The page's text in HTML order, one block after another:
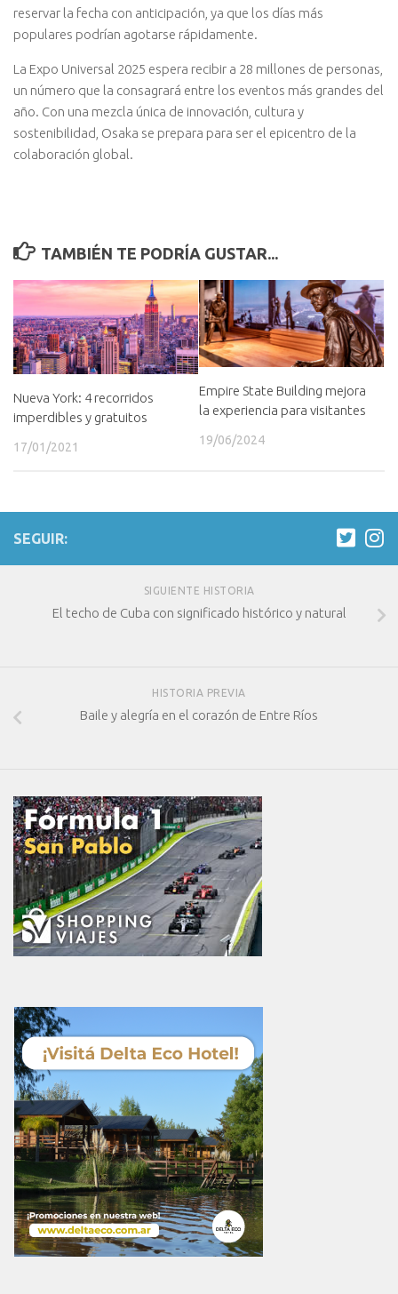
reservar la fecha con anticipación, ya que los días más
populares podrían agotarse rápidamente.
La Expo Universal 2025 espera recibir a 28 millones de personas,
un número que la consagrará entre los eventos más grandes del
año. Con una mezcla única de innovación, cultura y
sostenibilidad, Osaka se prepara para ser el epicentro de la
colaboración global.
TAMBIÉN TE PODRÍA GUSTAR...
Nueva York: 4 recorridos
imperdibles y gratuitos
17/01/2021
Empire State Building mejora
la experiencia para visitantes
19/06/2024
SEGUIR:
SIGUIENTE HISTORIA
El techo de Cuba con significado histórico y natural
HISTORIA PREVIA
Baile y alegría en el corazón de Entre Ríos